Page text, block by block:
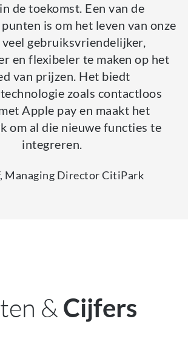
de toekomst. Een van de
is om het leven van onze
gebruiksvriendelijker,
en flexibeler te maken op het
van prijzen. Het biedt
zoals contactloos
Apple pay en maakt het
om al die nieuwe functies te
integreren.
Managing Director CitiPark
& Cijfers